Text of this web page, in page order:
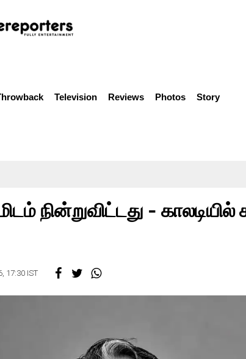
Television Reviews Photos Story
நின்றுவிட்டது -
17:30 IST